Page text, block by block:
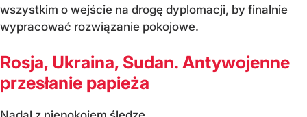
wszystkim o wejście na drogę dyplomacji, by finalnie
wypracować rozwiązanie pokojowe.
Rosja, Ukraina, Sudan. Antywojenne
przesłanie papieża